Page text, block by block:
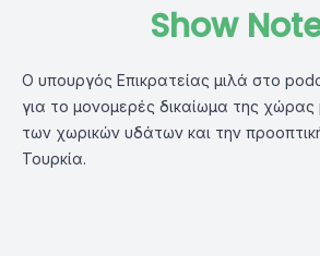
Show
Ο υπουργός Επικρατείας μιλά στο
για το μονομερές δικαίωμα της
των χωρικών υδάτων και την
Τουρκία.